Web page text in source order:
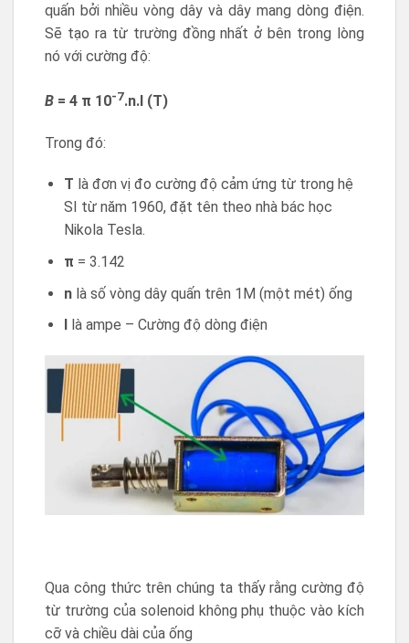
quấn bởi nhiều vòng dây và dây mang dòng điện.
Sẽ tạo ra từ trường đồng nhất ở bên trong lòng
nó với cường độ:
B = 4 π 10-7.n.l (T)
Trong đó:
T là đơn vị đo cường độ cảm ứng từ trong hệ
SI từ năm 1960, đặt tên theo nhà bác học
Nikola Tesla.
π = 3.142
nlà số vòng dây quấn trên 1M (một mét) ống
là ampe – Cường độ dòng điện
Qua công thức trên chúng ta thấy rằng cường độ
từ trường của solenoid không phụ thuộc vào kích
cỡ và chiều dài của ống